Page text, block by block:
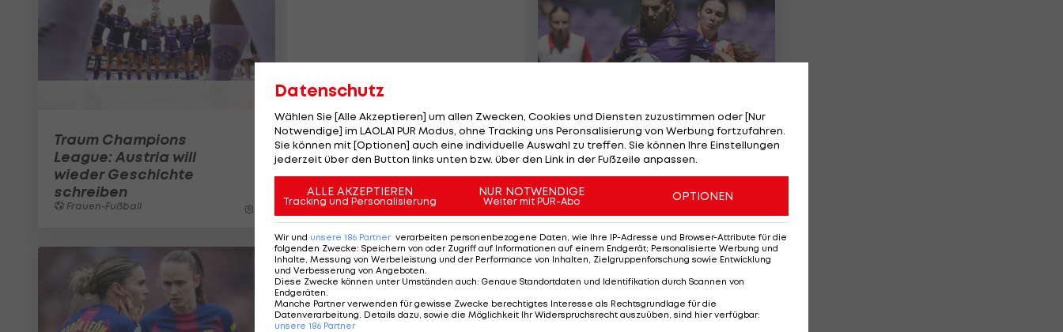
Traum Champions
League: Austria will
wieder Geschichte
schreiben
Frauen-Fußball 5
CL-Quali: Das ist der
Gegner der Austria-
Frauen
Frauen-Fußball
Datenschutz
Wählen Sie [Alle Akzeptieren] um allen Zwecken, Cookies und Diensten zuzustimmen oder [Nur
Notwendige] im LAOLA1 PUR Modus, ohne Tracking uns Peronsalisierung von Werbung fortzufahren.
Sie können mit [Optionen] auch eine individuelle Auswahl zu treffen. Sie können Ihre Einstellungen
jederzeit über den Button links unten bzw. über den Link in der Fußzeile anpassen.
ALLE AKZEPTIEREN
Tracking und Personalisierung
NUR NOTWENDIGE
Weiter mit PUR-Abo OPTIONEN
Wir und unsere 186 Partner verarbeiten personenbezogene Daten, wie Ihre IP-Adresse und Browser-Attribute für die
folgenden Zwecke: Speichern von oder Zugriff auf Informationen auf einem Endgerät; Personalisierte Werbung und
Inhalte, Messung von Werbeleistung und der Performance von Inhalten, Zielgruppenforschung sowie Entwicklung
und Verbesserung von Angeboten.
Diese Zwecke können unter Umständen auch: Genaue Standortdaten und Identifikation durch Scannen von
Endgeräten.
Manche Partner verwenden für gewisse Zwecke berechtigtes Interesse als Rechtsgrundlage für die
Datenverarbeitung. Details dazu, sowie die Möglichkeit Ihr Widerspruchsrecht auszuüben, sind hier verfügbar:
unsere 186 Partner